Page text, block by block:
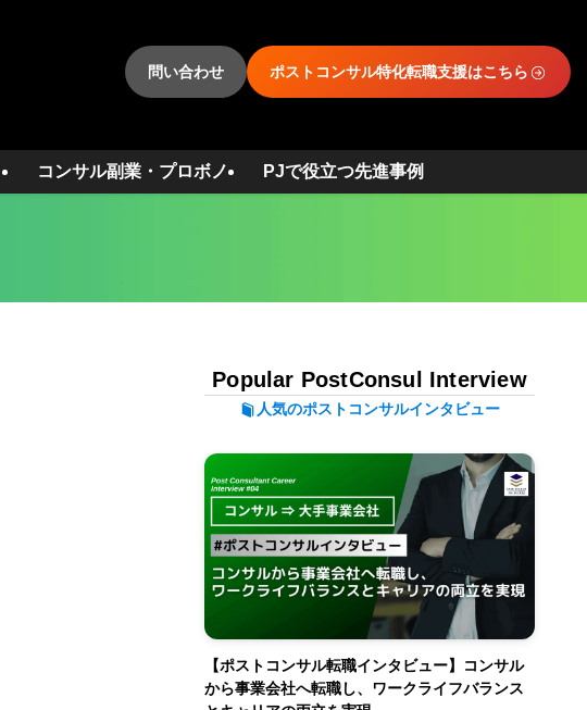
コンサル副業・プロボノ PJで役立つ先進事例
問い合わせ ポストコンサル特化転職支援はこちら
Popular PostConsul Interview
人気のポストコンサルインタビュー
【ポストコンサル転職インタビュー】コンサル
から事業会社へ転職し、ワークライフバランス